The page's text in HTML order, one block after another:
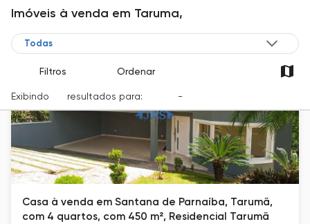
Imóveis à venda em Taruma,
Filtros Ordenar
Exibindo resultados para: -
R$ 1.700.000
Casa à venda em Santana de Parnaíba, Tarumã,
com 4 quartos, com 450 m², Residencial Tarumã